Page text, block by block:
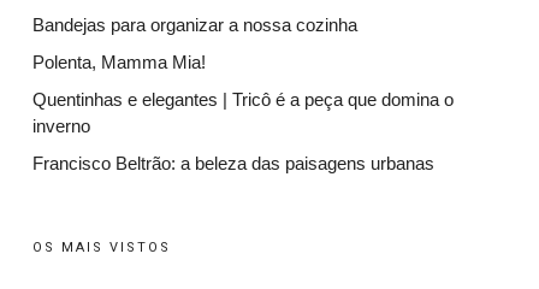
Bandejas para organizar a nossa cozinha
Polenta, Mamma Mia!
Quentinhas e elegantes | Tricô é a peça que domina o
inverno
Francisco Beltrão: a beleza das paisagens urbanas
OS MAIS VISTOS